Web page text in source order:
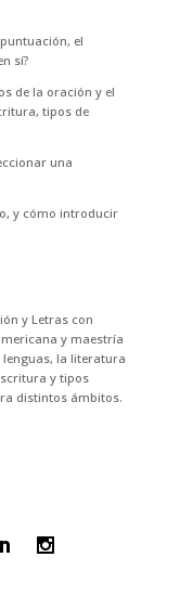
el
sí?
de la oración y el
tipos de
una
y cómo introducir
y Letras con
y maestría
lenguas, la literatura
y tipos
distintos ámbitos.